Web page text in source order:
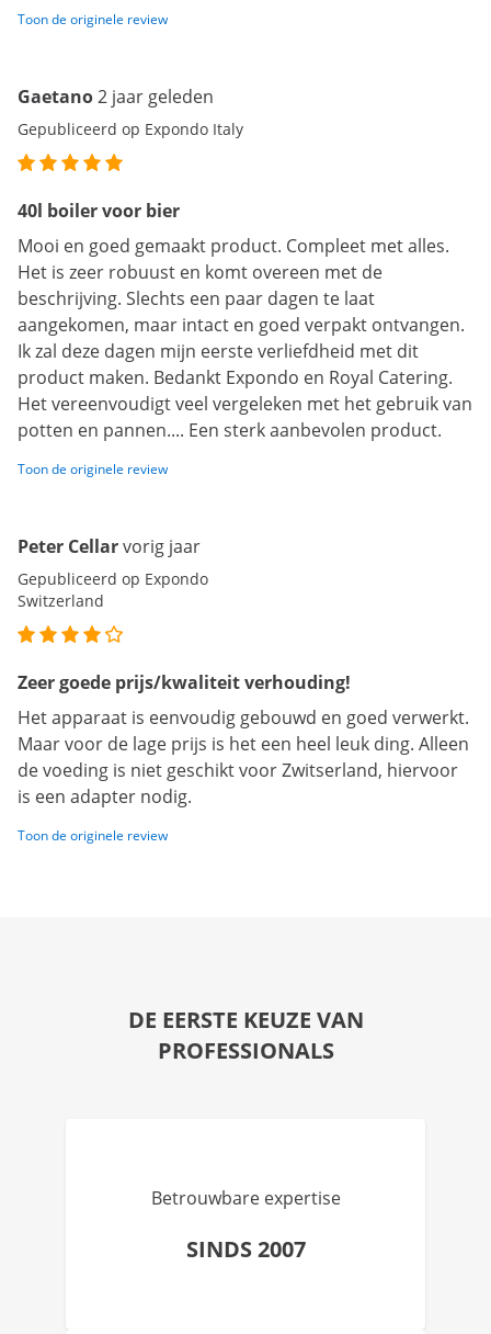
Toon de originele review
Gaetano2 jaar geleden
Gepubliceerd op Expondo Italy
40l boiler voor bier
Mooi en goed gemaakt product. Compleet met alles.
Het is zeer robuust en komt overeen met de
beschrijving. Slechts een paar dagen te laat
aangekomen, maar intact en goed verpakt ontvangen.
Ik zal deze dagen mijn eerste verliefdheid met dit
product maken. Bedankt Expondo en Royal Catering.
Het vereenvoudigt veel vergeleken met het gebruik van
potten en pannen.... Een sterk aanbevolen product.
Toon de originele review
Peter Cellarvorig jaar
Gepubliceerd op Expondo
Switzerland
Zeer goede prijs/kwaliteit verhouding!
Het apparaat is eenvoudig gebouwd en goed verwerkt.
Maar voor de lage prijs is het een heel leuk ding. Alleen
de voeding is niet geschikt voor Zwitserland, hiervoor
is een adapter nodig.
Toon de originele review
DE EERSTE KEUZE VAN
PROFESSIONALS
Betrouwbare expertise
SINDS 2007